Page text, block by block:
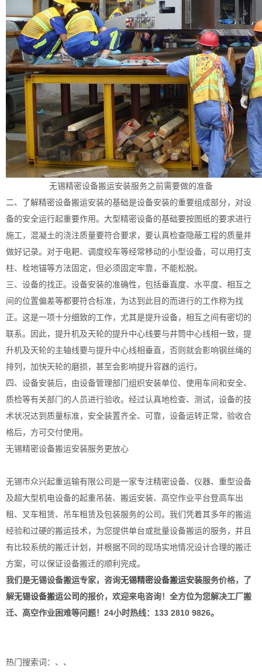
无锡精密设备搬运安装服务之前需要做的准备
二、了解精密设备搬运安装的基础是设备安装的重要组成部分，对设
备的安全运行起重要作用。大型精密设备的基础要按图纸的要求进行
施工，混凝土的浇注质量要符合要求，要认真检查隐蔽工程的质量并
做好记录。对于电耙、调度绞车等经常移动的小型设备，可以用打支
柱、栓地锚等方法固定，但必须固定牢靠，不能松脱。
三、设备的找正。设备安装的准确性，包括垂直度、水平度、相互之
间的位置偏差等都要符合标准，为达到此目的而进行的工作称为找
正。这是一项十分细致的工作，尤其是提升设备，相互之间有密切的
联系。因此，提升机及天轮的提升中心线要与井筒中心线相一致，提
升机及天轮的主轴线要与提升中心线相垂直，否则就会影响钢丝绳的
排列，加快天轮的磨损，甚至会影响提升容器的运行。
四、设备安装后，由设备管理部门组织安装单位、使用车间和安全、
质检等有关部门的人员进行验收。经过认真地检查、测试，设备的技
术状况达到质量标准，安全装置齐全、可靠，设备运转正常，验收合
格后，方可交付使用。
无锡精密设备搬运安装服务更放心
无锡市众兴起重运输有限公司是一家专注精密设备、仪器、重型设备
及超大型机电设备的起重吊装、搬运安装、高空作业平台登高车出
租、叉车租赁、吊车租赁及包装服务的公司。我们凭着其多年的搬运
经验和过硬的搬运技术，为您提供单台或批量设备搬运的服务，并且
有比较系统的搬迁计划，并根据不同的现场实地情况设计合理的搬迁
方案，可以保证设备搬迁的顺利完成。
我们是无锡设备搬运专家，咨询无锡精密设备搬运安装服务价格，了
解无锡设备搬运公司的报价，欢迎来电咨询！全方位为您解决工厂搬
迁、高空作业困难等问题！24小时热线：133 2810 9826。
热门搜索词： 、、